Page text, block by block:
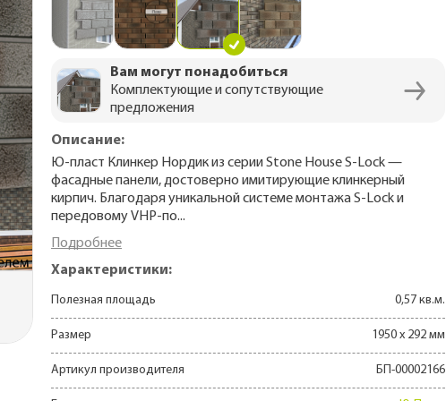
фасада
70 лет)
лет)
лет)
По назначению
Утепление сауны
Утепление каркаса
Для частного дома
с
и
софиты
для
Вам могут понадобиться
Комплектующие и сопутствующие
предложения
Описание:
Ю-пласт Клинкер Нордик из серии Stone House S-Lock —
фасадные панели, достоверно имитирующие клинкерный
кирпич. Благодаря уникальной системе монтажа S-Lock и
передовому VHP-по...
Подробнее
Характеристики:
Полезная площадь 0,57 кв.м.
Размер 1950 х 292 мм
Артикул производителя БП-00002166